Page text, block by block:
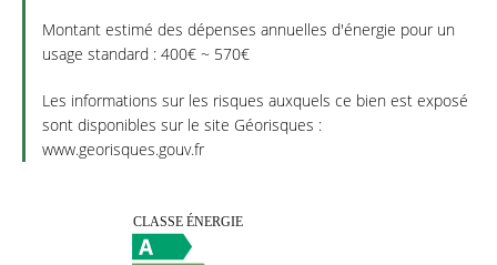
Montant estimé des dépenses annuelles d'énergie pour un
usage standard : 400€ ~ 570€
Les informations sur les risques auxquels ce bien est exposé
sont disponibles sur le site Géorisques :
www.georisques.gouv.fr